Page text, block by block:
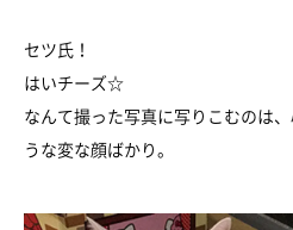
セツ氏！
はいチーズ☆
なんて撮った写真に写りこむのは
うな変な顔ばかり。